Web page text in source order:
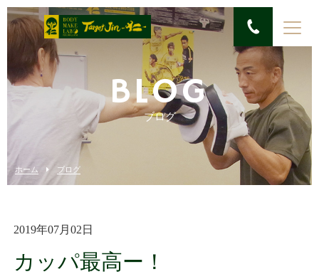
BLOG
ブログ
ホーム ブログ
2019年07月02日
カッパ最高ー！